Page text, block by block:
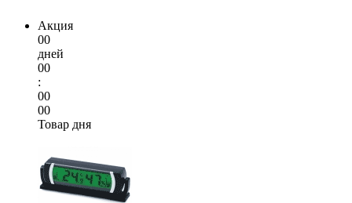
Акция
00
дней
00
:
00
00
Товар дня